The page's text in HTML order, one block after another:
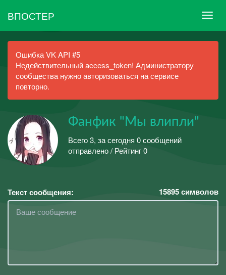
ВПОСТЕР
Ошибка VK API #5
Недействительный access_token! Администратору
сообщества нужно авторизоваться на сервисе
повторно.
Фанфик "Мы влипли"
Всего 3, за сегодня 0 сообщений
отправлено / Рейтинг 0
Текст сообщения: 15895символов